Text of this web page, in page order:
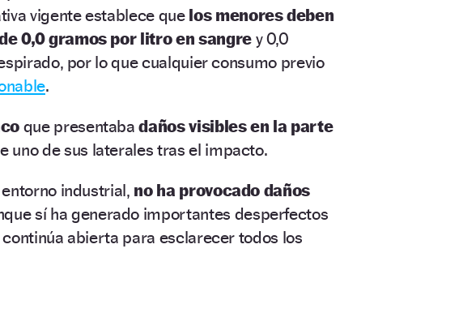
vigente establece quelos menores deben
0,0 gramos por litro en sangrey 0,0
por lo que cualquier consumo previo
.
que presentabadaños visibles en la parte
uno de sus laterales tras el impacto.
industrial, no ha provocado daños
sí ha generado importantes desperfectos
abierta para esclarecer todos los